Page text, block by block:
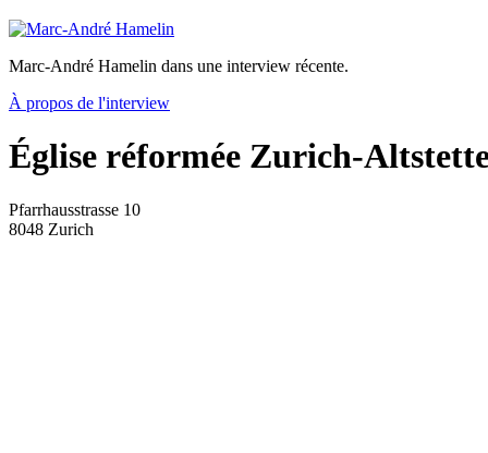
Marc-André Hamelin dans une interview récente.
À propos de l'interview
Église réformée Zurich-
Pfarrhausstrasse 10
8048 Zurich